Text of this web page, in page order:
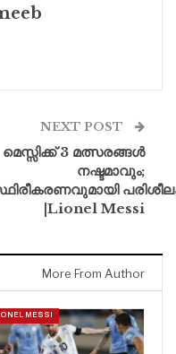
NEXT POST
മെസ്സിക്ക് 3 മത്സരങ്ങൾ
നഷ്ടമാവും;
|Lionel Messi
More From Author
MESSI